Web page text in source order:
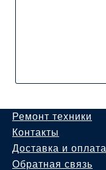
Ремонт техники
Контакты
Доставка и оплата
Обратная связь